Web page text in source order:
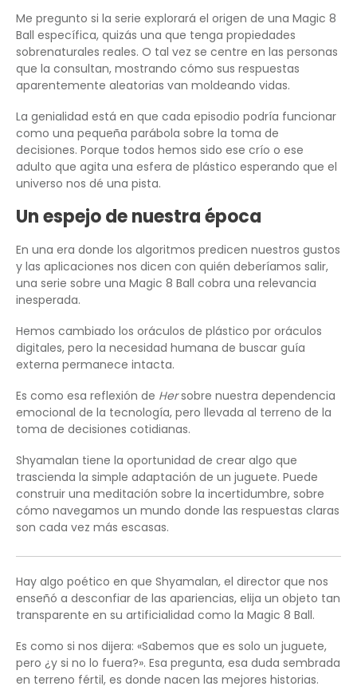
Me pregunto si la serie explorará el origen de una Magic 8
Ball específica, quizás una que tenga propiedades
sobrenaturales reales. O tal vez se centre en las personas
que la consultan, mostrando cómo sus respuestas
aparentemente aleatorias van moldeando vidas.
La genialidad está en que cada episodio podría funcionar
como una pequeña parábola sobre la toma de
decisiones. Porque todos hemos sido ese crío o ese
adulto que agita una esfera de plástico esperando que el
universo nos dé una pista.
Un espejo de nuestra época
En una era donde los algoritmos predicen nuestros gustos
y las aplicaciones nos dicen con quién deberíamos salir,
una serie sobre una Magic 8 Ball cobra una relevancia
inesperada.
Hemos cambiado los oráculos de plástico por oráculos
digitales, pero la necesidad humana de buscar guía
externa permanece intacta.
Es como esa reflexión de Hersobre nuestra dependencia
emocional de la tecnología, pero llevada al terreno de la
toma de decisiones cotidianas.
Shyamalan tiene la oportunidad de crear algo que
trascienda la simple adaptación de un juguete. Puede
construir una meditación sobre la incertidumbre, sobre
cómo navegamos un mundo donde las respuestas claras
son cada vez más escasas.
Hay algo poético en que Shyamalan, el director que nos
enseñó a desconfiar de las apariencias, elija un objeto tan
transparente en su artificialidad como la Magic 8 Ball.
Es como si nos dijera: «Sabemos que es solo un juguete,
pero ¿y si no lo fuera?». Esa pregunta, esa duda sembrada
en terreno fértil, es donde nacen las mejores historias.